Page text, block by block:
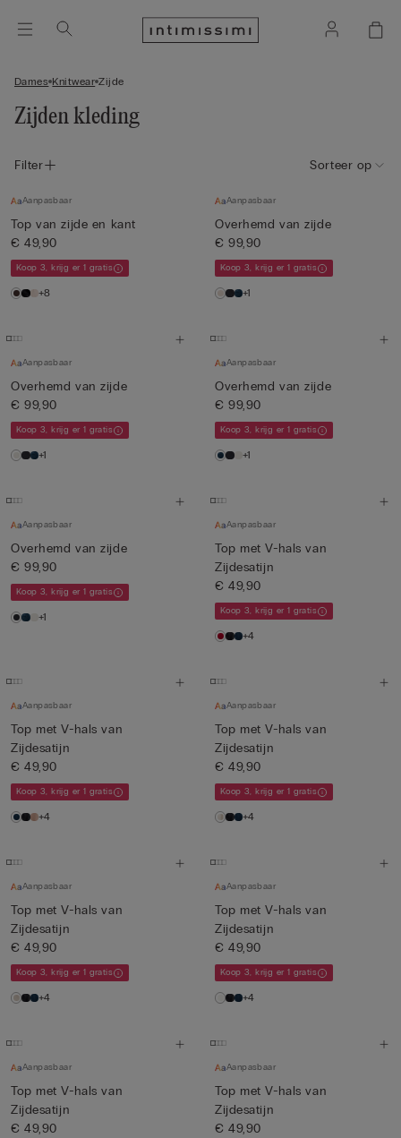
Dames Knitwear Zijde
Zijden kleding
Filter Sorteer op
Aanpasbaar
Top van zijde en kant
€ 49,90
Koop 3, krijg er 1 gratis
+8
Aanpasbaar
Overhemd van zijde
€ 99,90
Koop 3, krijg er 1 gratis
+1
Aanpasbaar
Overhemd van zijde
€ 99,90
Koop 3, krijg er 1 gratis
+1
Aanpasbaar
Overhemd van zijde
€ 99,90
Koop 3, krijg er 1 gratis
+1
Aanpasbaar
Overhemd van zijde
€ 99,90
Koop 3, krijg er 1 gratis
+1
Aanpasbaar
Top met V-hals van
Zijdesatijn
€ 49,90
Koop 3, krijg er 1 gratis
+4
Aanpasbaar
Top met V-hals van
Zijdesatijn
€ 49,90
Koop 3, krijg er 1 gratis
+4
Aanpasbaar
Top met V-hals van
Zijdesatijn
€ 49,90
Koop 3, krijg er 1 gratis
+4
Aanpasbaar
Top met V-hals van
Zijdesatijn
€ 49,90
Koop 3, krijg er 1 gratis
+4
Aanpasbaar
Top met V-hals van
Zijdesatijn
€ 49,90
Koop 3, krijg er 1 gratis
+4
Aanpasbaar
Top met V-hals van
Zijdesatijn
€ 49,90
Aanpasbaar
Top met V-hals van
Zijdesatijn
€ 49,90